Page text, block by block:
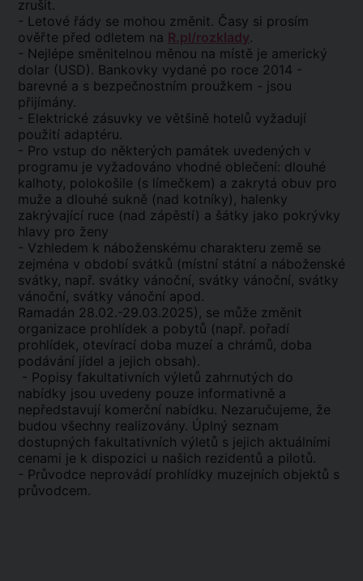
zrušit.
- Letové řády se mohou změnit. Časy si prosím
ověřte před odletem na R.pl/rozklady.
- Nejlépe směnitelnou měnou na místě je americký
dolar (USD). Bankovky vydané po roce 2014 -
barevné a s bezpečnostním proužkem - jsou
přijímány.
- Elektrické zásuvky ve většině hotelů vyžadují
použití adaptéru.
- Pro vstup do některých památek uvedených v
programu je vyžadováno vhodné oblečení: dlouhé
kalhoty, polokošile (s límečkem) a zakrytá obuv pro
muže a dlouhé sukně (nad kotníky), halenky
zakrývající ruce (nad zápěstí) a šátky jako pokrývky
hlavy pro ženy
- Vzhledem k náboženskému charakteru země se
zejména v období svátků (místní státní a náboženské
svátky, např. svátky vánoční, svátky vánoční, svátky
vánoční, svátky vánoční apod.
Ramadán 28.02.-29.03.2025), se může změnit
organizace prohlídek a pobytů (např. pořadí
prohlídek, otevírací doba muzeí a chrámů, doba
podávání jídel a jejich obsah).
- Popisy fakultativních výletů zahrnutých do
nabídky jsou uvedeny pouze informativně a
nepředstavují komerční nabídku. Nezaručujeme, že
budou všechny realizovány. Úplný seznam
dostupných fakultativních výletů s jejich aktuálními
cenami je k dispozici u našich rezidentů a pilotů.
- Průvodce neprovádí prohlídky muzejních objektů s
průvodcem.